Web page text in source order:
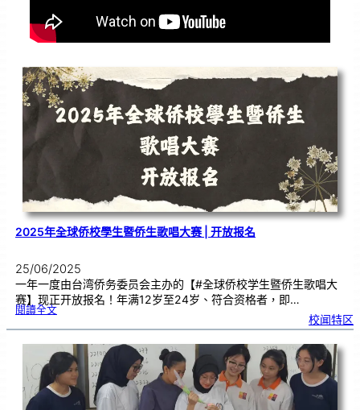
2025年全球侨校學生暨侨生歌唱大赛 | 开放报名
25/06/2025
一年一度由台湾侨务委员会主办的【#全球侨校学生暨侨生歌唱大
赛】现正开放报名！年满12岁至24岁、符合资格者，即…
閱讀全文:
2
5
全
球
侨
生
暨
侨
生
歌
唱
校闻特区